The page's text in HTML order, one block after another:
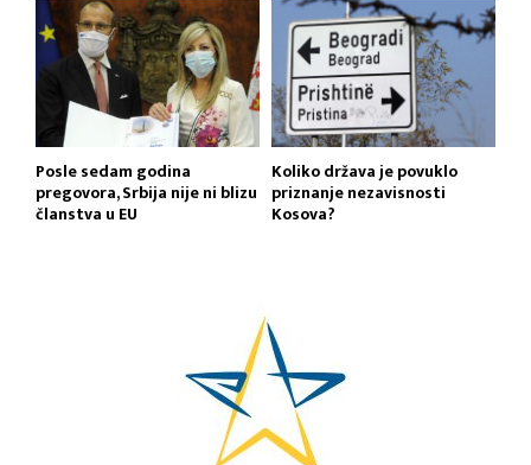
Posle sedam godina
pregovora, Srbija nije ni blizu
članstva u EU
Koliko država je povuklo
priznanje nezavisnosti
Kosova?